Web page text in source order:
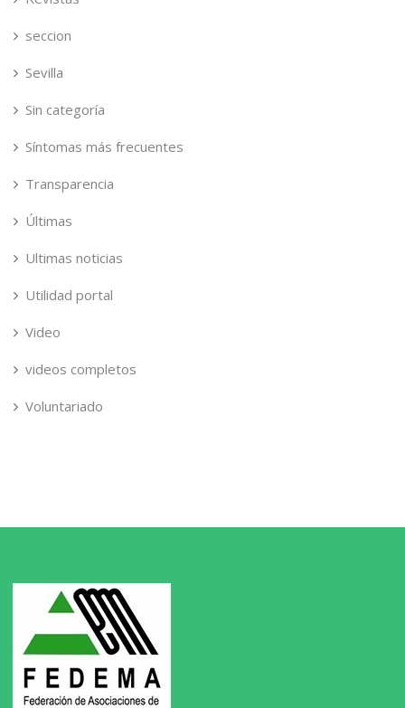
seccion
Sevilla
Sin categoría
Síntomas más frecuentes
Transparencia
Últimas
Ultimas noticias
Utilidad portal
Video
videos completos
Voluntariado